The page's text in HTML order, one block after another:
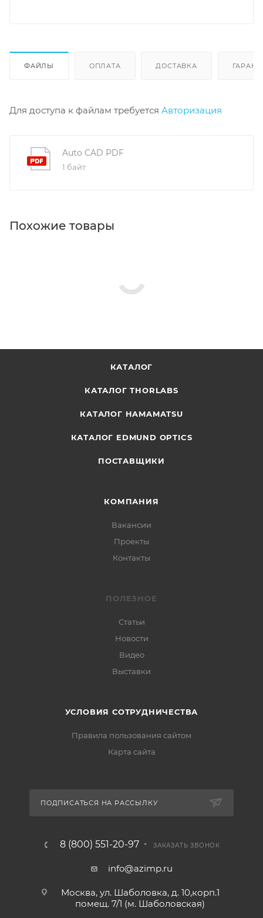
ФАЙЛЫ ОПЛАТА ДОСТАВКА
Для доступа к файлам требуется Авторизация
Auto CAD PDF
1 байт
Похожие товары
КАТАЛОГ
КАТАЛОГ THORLABS
КАТАЛОГ HAMAMATSU
КАТАЛОГ EDMUND OPTICS
ПОСТАВЩИКИ
КОМПАНИЯ
Вакансии
Проекты
Контакты
ПОЛЕЗНОЕ
Статьи
Новости
Видео
Выставки
УСЛОВИЯ СОТРУДНИЧЕСТВА
Правила пользования сайтом
Карта сайта
ПОДПИСАТЬСЯ НА РАССЫЛКУ
8 (800) 551-20-97 ЗАКАЗАТЬ ЗВОНОК
info@azimp.ru
Москва, ул. Шаболовка, д. 10,корп.1
помещ. 7/1 (м. Шаболовская)